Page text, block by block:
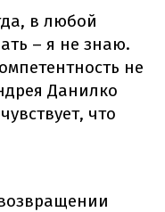
в любой
– я не знаю.
не
Данилко
что